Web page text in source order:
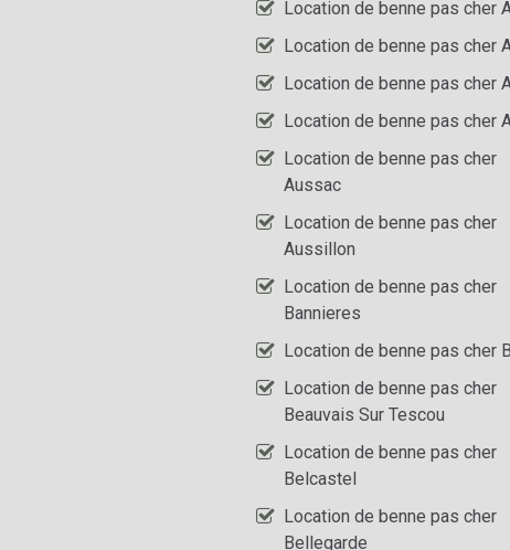
Location de benne pas cher
Location de benne pas cher
Location de benne pas cher
Location de benne pas cher
Location de benne pas cher
Aussac
Location de benne pas cher
Aussillon
Location de benne pas cher
Bannieres
Location de benne pas cher
Location de benne pas cher
Beauvais Sur Tescou
Location de benne pas cher
Belcastel
Location de benne pas cher
Bellegarde